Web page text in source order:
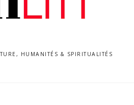
HUMANITÉS & SPIRITUALITÉS